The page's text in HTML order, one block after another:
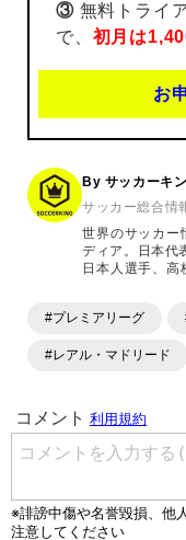
③無料トライ
で、 初月は
お
By サッカーキ
サッカー総合情
世界のサッカー
ディア。日本代
日本人選手、
ます。「X」「
#プレミアリーグ
#レアル・マドリード